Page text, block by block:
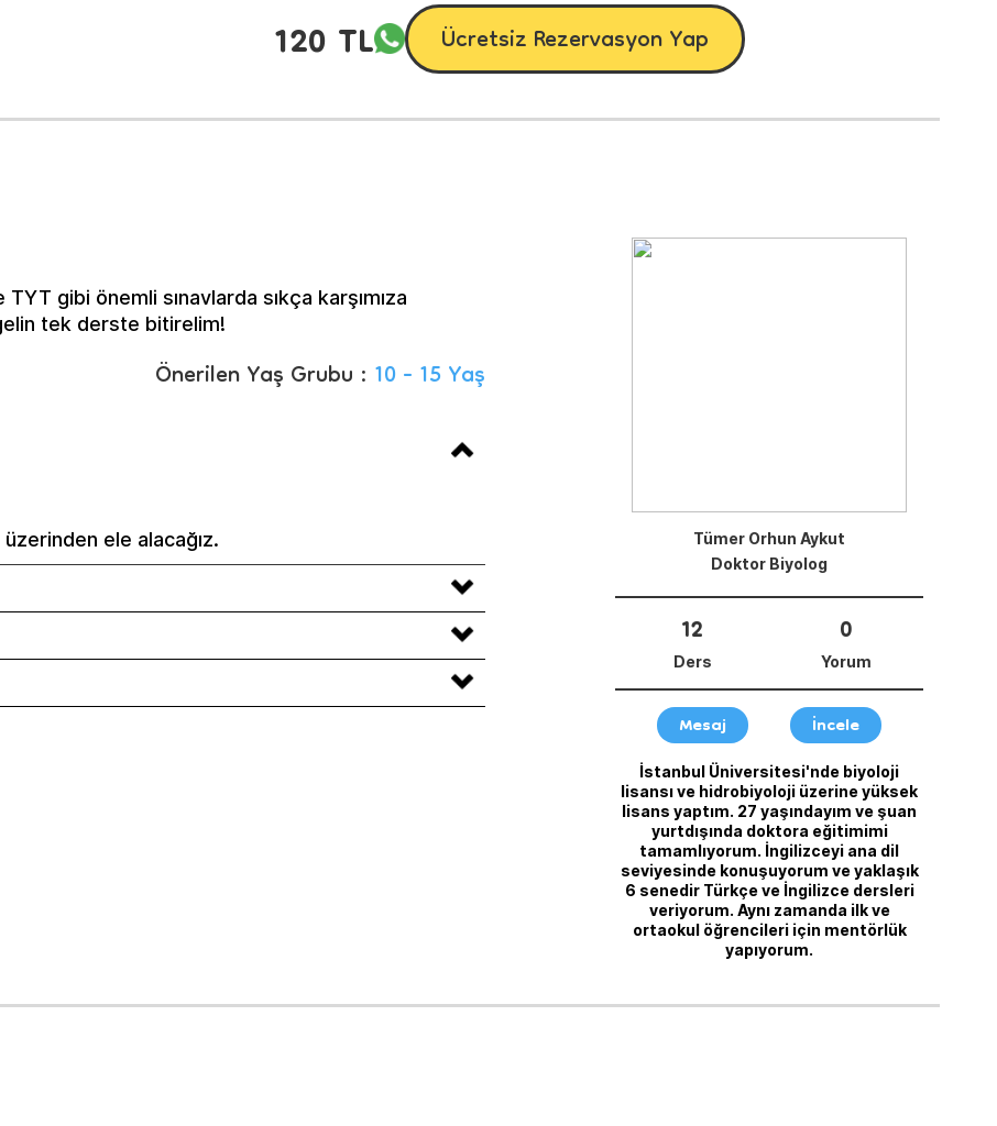
120 TL Ücretsiz Rezervasyon Yap
gibi önemli sınavlarda sıkça karşımıza
tek derste bitirelim!
Önerilen Yaş Grubu :10 - 15 Yaş
ele alacağız.
Tümer Orhun Aykut
Doktor Biyolog
12
Ders
0
Yorum
Mesaj İncele
İstanbul Üniversitesi'nde biyoloji
lisansı ve hidrobiyoloji üzerine yüksek
lisans yaptım. 27 yaşındayım ve şuan
yurtdışında doktora eğitimimi
tamamlıyorum. İngilizceyi ana dil
seviyesinde konuşuyorum ve yaklaşık
6 senedir Türkçe ve İngilizce dersleri
veriyorum. Aynı zamanda ilk ve
ortaokul öğrencileri için mentörlük
yapıyorum.